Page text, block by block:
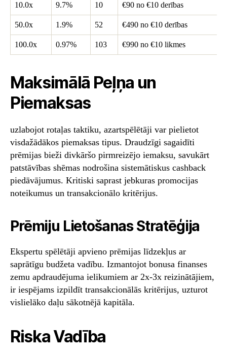
10.0x 9.7% 10 €90 no €10 derības
50.0x 1.9% 52 €490 no €10 derības
100.0x 0.97% 103 €990 no €10 likmes
Maksimālā Peļņa un
Piemaksas
uzlabojot rotaļas taktiku, azartspēlētāji var pielietot
visdažādākos piemaksas tipus. Draudzīgi sagaidīti
prēmijas bieži divkāršo pirmreizējo iemaksu, savukārt
patstāvības shēmas nodrošina sistemātiskus cashback
piedāvājumus. Kritiski saprast jebkuras promocijas
noteikumus un transakcionālo kritērijus.
Prēmiju Lietošanas Stratēģija
Ekspertu spēlētāji apvieno prēmijas līdzekļus ar
saprātīgu budžeta vadību. Izmantojot bonusa finanses
zemu apdraudējuma ielikumiem ar 2x-3x reizinātājiem,
ir iespējams izpildīt transakcionālās kritērijus, uzturot
vislielāko daļu sākotnējā kapitāla.
Riska Vadība